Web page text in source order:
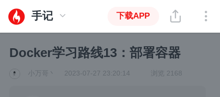
手记 下载APP
Docker学习路线13：部署容器
小万哥丶 2023-07-27 23:20:14 浏览 2168